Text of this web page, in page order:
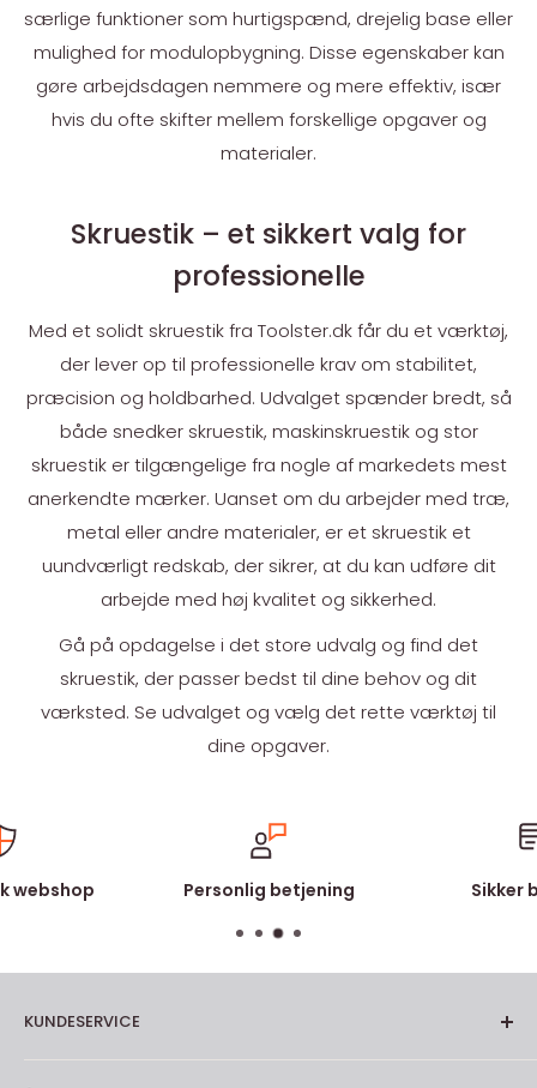
særlige funktioner som hurtigspænd, drejelig base eller
mulighed for modulopbygning. Disse egenskaber kan
gøre arbejdsdagen nemmere og mere effektiv, især
hvis du ofte skifter mellem forskellige opgaver og
materialer.
Skruestik – et sikkert valg for
professionelle
Med et solidt skruestik fra Toolster.dk får du et værktøj,
der lever op til professionelle krav om stabilitet,
præcision og holdbarhed. Udvalget spænder bredt, så
både snedker skruestik, maskinskruestik og stor
skruestik er tilgængelige fra nogle af markedets mest
anerkendte mærker. Uanset om du arbejder med træ,
metal eller andre materialer, er et skruestik et
uundværligt redskab, der sikrer, at du kan udføre dit
arbejde med høj kvalitet og sikkerhed.
Gå på opdagelse i det store udvalg og find det
skruestik, der passer bedst til dine behov og dit
værksted. Se udvalget og vælg det rette værktøj til
dine opgaver.
webshop Personlig betjening Sikker
KUNDESERVICE